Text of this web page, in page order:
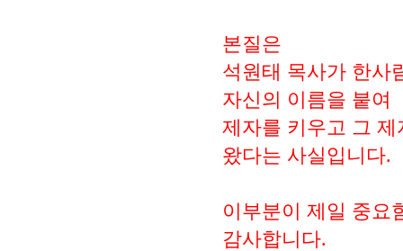
본질은
석원태 목사가 한사
자신의 이름을 붙여
제자를 키우고 그
왔다는 사실입니다.
이부분이 제일 중요
감사합니다.